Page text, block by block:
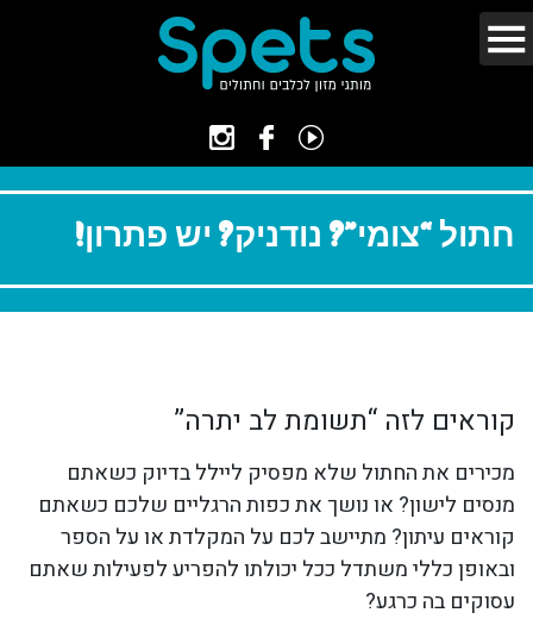
חתול “צומי”? נודניק? יש פתרון!
קוראים לזה “תשומת לב יתרה”
מכירים את החתול שלא מפסיק ליילל בדיוק כשאתם
מנסים לישון? או נושך את כפות הרגליים שלכם כשאתם
קוראים עיתון? מתיישב לכם על המקלדת או על הספר
ובאופן כללי משתדל ככל יכולתו להפריע לפעילות שאתם
עסוקים בה כרגע?